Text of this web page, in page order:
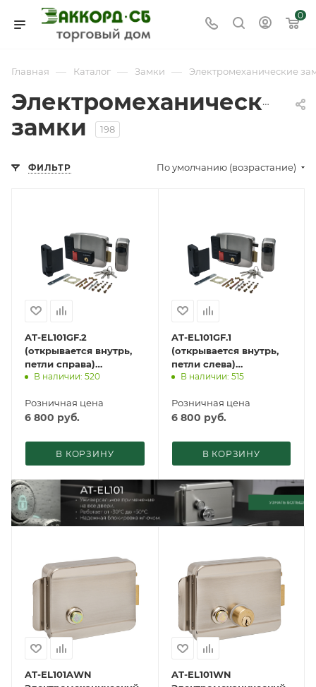
0
Главная — Каталог — Замки — Электромеханические
Электромеханические
замки
198
ФИЛЬТР По умолчанию (возрастание)
AT-EL101GF.2
(открывается внутрь,
петли справа)
Электромеханический
накладной, 5 ключей
В наличии: 520
Розничная цена
6 800 руб.
В КОРЗИНУ
AT-EL101GF.1
(открывается внутрь,
петли слева)
Электромеханический
накладной, 5 ключей
В наличии: 515
Розничная цена
6 800 руб.
В КОРЗИНУ
AT-EL101AWN
AT-EL101WN